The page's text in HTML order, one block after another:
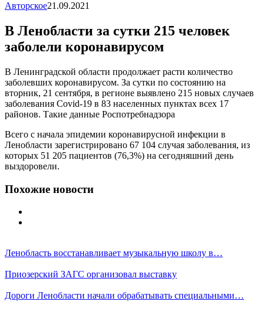
Авторское21.09.2021
В Ленобласти за сутки 215 человек
заболели коронавирусом
В Ленинградской области продолжает расти количество
заболевших коронавирусом. За сутки по состоянию на
вторник, 21 сентября, в регионе выявлено 215 новых случаев
заболевания Covid-19 в 83 населенных пунктах всех 17
районов. Такие данные Роспотребнадзора
Всего с начала эпидемии коронавирусной инфекции в
Ленобласти зарегистрировано 67 104 случая заболевания, из
которых 51 205 пациентов (76,3%) на сегодняшний день
выздоровели.
Похожие новости
Ленобласть восстанавливает музыкальную школу в…
Приозерский ЗАГС организовал выставку
Дороги Ленобласти начали обрабатывать специальными…